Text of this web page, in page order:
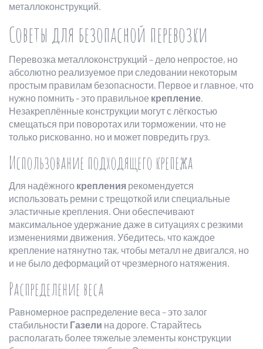
металлоконструкций.
Советы для безопасной перевозки
Перевозка металлоконструкций – дело непростое, но
абсолютно реализуемое при следовании некоторым
простым правилам безопасности. Первое и главное, что
нужно помнить - это правильное крепление.
Незакреплённые конструкции могут с лёгкостью
смещаться при поворотах или торможении, что не
только рискованно, но и может повредить груз.
Использование подходящего крепежа
Для надёжного крепления рекомендуется
использовать ремни с трещоткой или специальные
эластичные крепления. Они обеспечивают
максимальное удержание даже в ситуациях с резкими
изменениями движения. Убедитесь, что каждое
крепление натянутно так, чтобы металл не двигался, но
и не было деформаций от чрезмерного натяжения.
Распределение веса
Равномерное распределение веса – это залог
стабильности Газели на дороге. Старайтесь
располагать более тяжелые элементы конструкции